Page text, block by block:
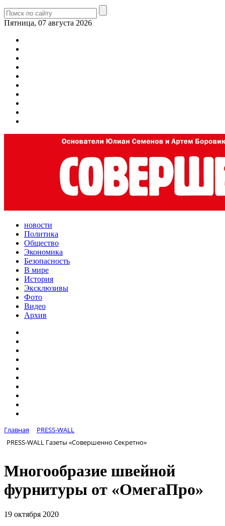
Пятница, 07 августа 2026
новости
Политика
Общество
Экономика
Безопасность
В мире
История
Эксклюзивы
Фото
Видео
Архив
Главная
PRESS-WALL
PRESS-WALL Газеты «Совершенно Секретно»
Многообразие швейной
фурнитуры от «ОмегаПро»
19 октября 2020